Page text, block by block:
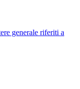
generale riferiti a